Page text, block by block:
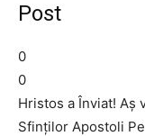
Post
0
0
Hristos a Înviat! Aş
Sfinţilor Apostoli